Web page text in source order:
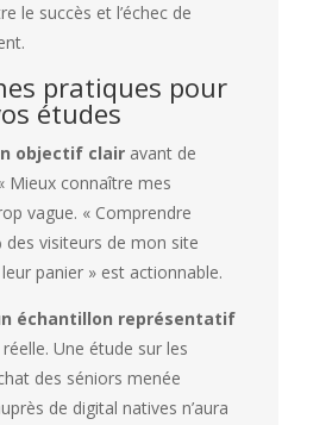
le succès et l’échec de
pratiques pour
études
objectif clairavant de
Mieux connaître mes
vague. « Comprendre
des visiteurs de mon site
panier » est actionnable.
échantillon représentatif
Une étude sur les
des séniors menée
de digital natives n’aura